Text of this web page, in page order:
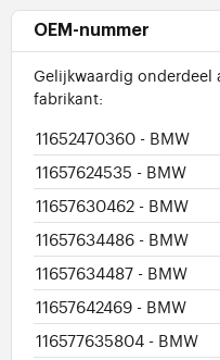
OEM-nummer
Gelijkwaardig onderdeel
fabrikant:
11652470360 - BMW
11657624535 - BMW
11657630462 - BMW
11657634486 - BMW
11657634487 - BMW
11657642469 - BMW
116577635804 - BMW